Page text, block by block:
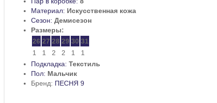
Материал: Искусственная кожа
Сезон: Демисезон
Размеры:
26 27 28 29 30 31
1
1 2 2 1
1
Подкладка: Текстиль
Пол: Мальчик
Бренд: ПЕСНЯ 9